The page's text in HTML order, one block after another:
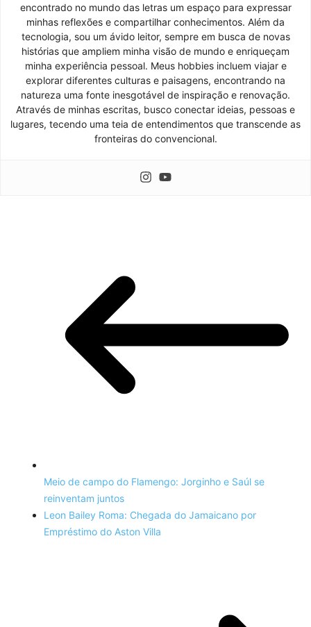
encontrado no mundo das letras um espaço para expressar
minhas reflexões e compartilhar conhecimentos. Além da
tecnologia, sou um ávido leitor, sempre em busca de novas
histórias que ampliem minha visão de mundo e enriqueçam
minha experiência pessoal. Meus hobbies incluem viajar e
explorar diferentes culturas e paisagens, encontrando na
natureza uma fonte inesgotável de inspiração e renovação.
Através de minhas escritas, busco conectar ideias, pessoas e
lugares, tecendo uma teia de entendimentos que transcende as
fronteiras do convencional.
Meio de campo do Flamengo: Jorginho e Saúl se
reinventam juntos
Leon Bailey Roma: Chegada do Jamaicano por
Empréstimo do Aston Villa